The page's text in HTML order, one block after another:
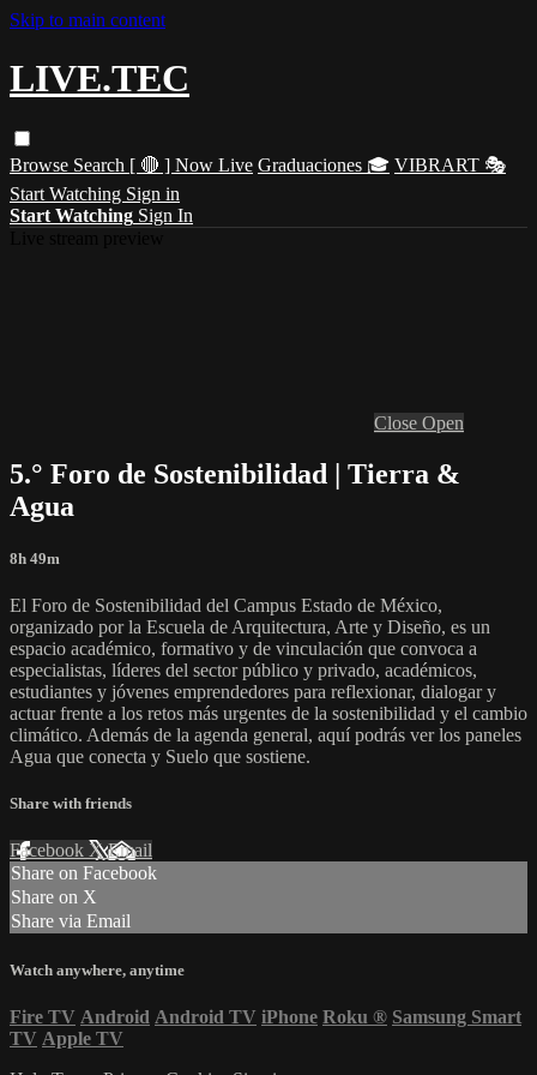
Skip to main content
LIVE.TEC
Browse Search [ 🔴 ] Now Live Graduaciones 🎓 VIBRART 🎭
Start Watching Sign in
Start Watching Sign In
Close Open
5.° Foro de Sostenibilidad | Tierra &
Agua
8h 49m
El Foro de Sostenibilidad del Campus Estado de México,
organizado por la Escuela de Arquitectura, Arte y Diseño, es un
espacio académico, formativo y de vinculación que convoca a
especialistas, líderes del sector público y privado, académicos,
estudiantes y jóvenes emprendedores para reflexionar, dialogar y
actuar frente a los retos más urgentes de la sostenibilidad y el cambio
climático. Además de la agenda general, aquí podrás ver los paneles
Agua que conecta y Suelo que sostiene.
Share with friends
Facebook XEmail
Share on Facebook
Share on X
Share via Email
Watch anywhere, anytime
Fire TV Android Android TV iPhone Roku ® Samsung Smart
TV Apple TV